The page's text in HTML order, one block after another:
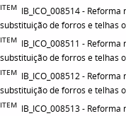
ITEM IB_ICO_008514 -
substituição de forros e telhas
ITEM IB_ICO_008511 -
substituição de forros e telhas
ITEM IB_ICO_008512 -
substituição de forros e telhas
ITEM IB_ICO_008513 -